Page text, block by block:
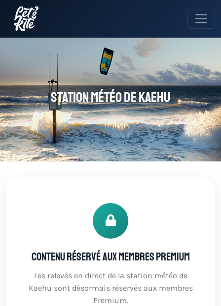
Station météo de Kaehu
Contenu réservé aux membres Premium
Les relevés en direct de la station météo de
Kaehu sont désormais réservés aux membres
Premium.